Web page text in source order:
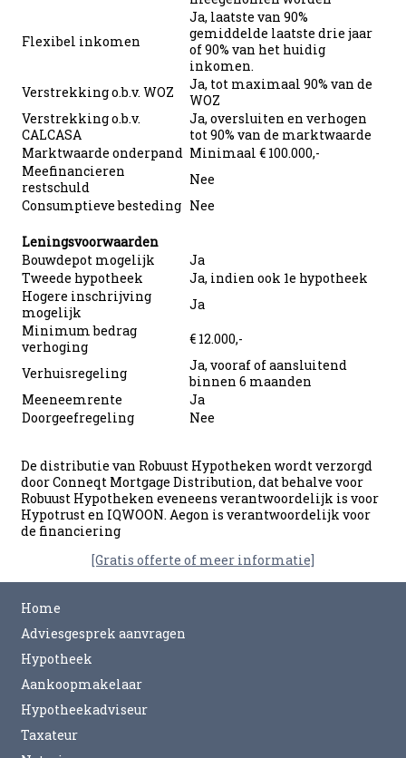
Flexibel inkomen
Ja, laatste van 90%
gemiddelde laatste drie jaar
of 90% van het huidig
inkomen.
Verstrekking o.b.v. WOZ
Ja, tot maximaal 90% van de
WOZ
Verstrekking o.b.v.
CALCASA
Ja, oversluiten en verhogen
tot 90% van de marktwaarde
Marktwaarde onderpand Minimaal € 100.000,-
Meefinancieren
restschuld
Nee
Consumptieve besteding Nee
Leningsvoorwaarden
Bouwdepot mogelijk
Ja
Tweede hypotheek
Ja, indien ook 1e hypotheek
Hogere inschrijving
mogelijk
Ja
Minimum bedrag
verhoging
€ 12.000,-
Verhuisregeling
Ja, vooraf of aansluitend
binnen 6 maanden
Meeneemrente
Ja
Doorgeefregeling
Nee
De distributie van Robuust Hypotheken wordt verzorgd
door Conneqt Mortgage Distribution, dat behalve voor
Robuust Hypotheken eveneens verantwoordelijk is voor
Hypotrust en IQWOON. Aegon is verantwoordelijk voor
de financiering
[Gratis offerte of meer informatie]
Home
Adviesgesprek aanvragen
Hypotheek
Aankoopmakelaar
Hypotheekadviseur
Taxateur